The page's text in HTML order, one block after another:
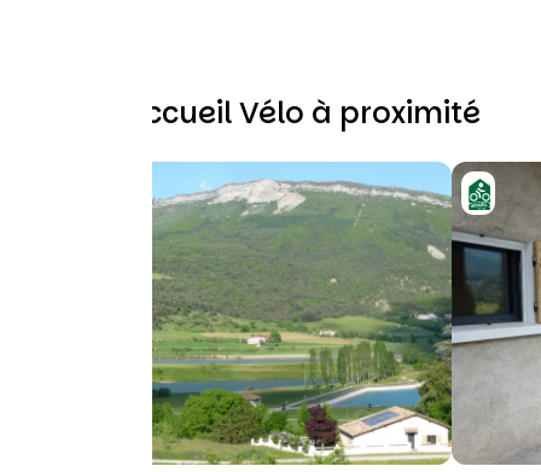
Autres Accueil Vélo à proximité